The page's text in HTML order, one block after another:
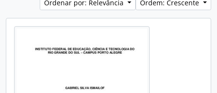
Ordenar por: Relevância
Ordem: Crescente